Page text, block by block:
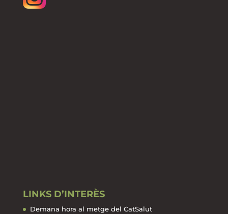
LINKS D’INTERÈS
Demana hora al metge del CatSalut